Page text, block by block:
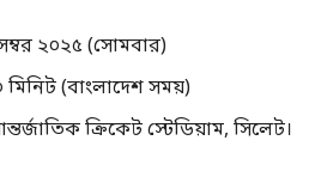
২০২৫ (সোমবার)
(বাংলাদেশ সময়)
ক্রিকেট স্টেডিয়াম, সিলেট।